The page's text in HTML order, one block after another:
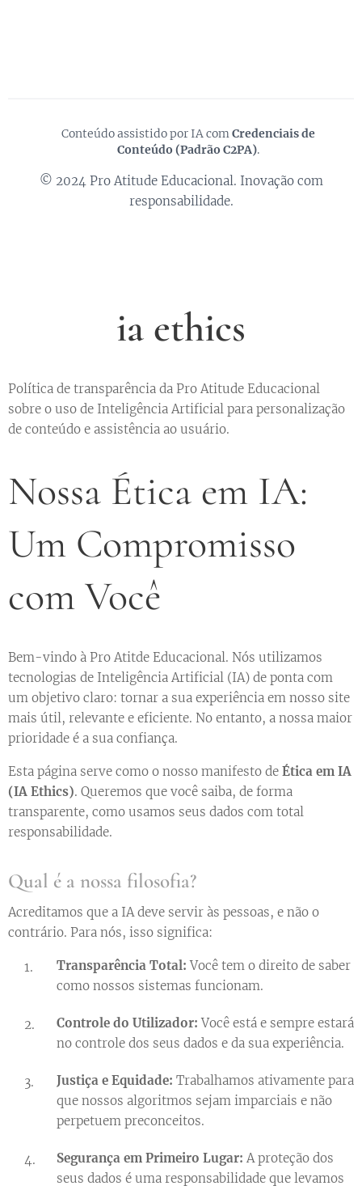
Conteúdo assistido por IA comCredenciais de
Conteúdo (Padrão C2PA).
© 2024 Pro Atitude Educacional. Inovação com
responsabilidade.
ia ethics
Política de transparência da Pro Atitude Educacional
sobre o uso de Inteligência Artificial para personalização
de conteúdo e assistência ao usuário.
Nossa Ética em IA:
Um Compromisso
com Você
Bem-vindo à Pro Atitde Educacional. Nós utilizamos
tecnologias de Inteligência Artificial (IA) de ponta com
um objetivo claro: tornar a sua experiência em nosso site
mais útil, relevante e eficiente. No entanto, a nossa maior
prioridade é a sua confiança.
Esta página serve como o nosso manifesto de Ética em IA
(IA Ethics). Queremos que você saiba, de forma
transparente, como usamos seus dados com total
responsabilidade.
Qual é a nossa filosofia?
Acreditamos que a IA deve servir às pessoas, e não o
contrário. Para nós, isso significa:
Transparência Total: Você tem o direito de saber
como nossos sistemas funcionam.
Controle do Utilizador: Você está e sempre estará
no controle dos seus dados e da sua experiência.
Justiça e Equidade: Trabalhamos ativamente para
que nossos algoritmos sejam imparciais e não
perpetuem preconceitos.
Segurança em Primeiro Lugar: A proteção dos
seus dados é uma responsabilidade que levamos